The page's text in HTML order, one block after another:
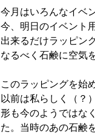
今月はいろんなイベ
今、明日のイベント
出来るだけラッピン
なるべく石鹸に空気
このラッピングを始
以前は私らしく（？
形も今のようではな
た。当時のあの石鹸